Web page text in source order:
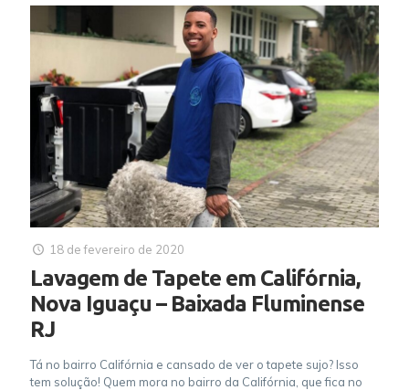
18 de fevereiro de 2020
Lavagem de Tapete em Califórnia,
Nova Iguaçu – Baixada Fluminense
RJ
Tá no bairro Califórnia e cansado de ver o tapete sujo? Isso
tem solução! Quem mora no bairro da Califórnia, que fica no